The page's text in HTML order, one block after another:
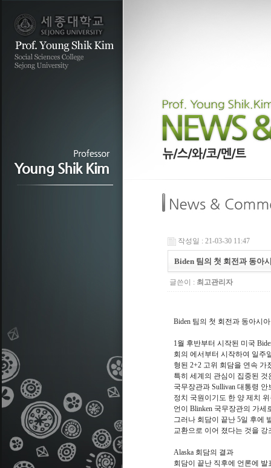
작성일 : 21-03-30 11:47
Biden 팀의 첫 회전과 동아
글쓴이 : 최고관리자
Biden 팀의 첫 회전과 동아시아
1월 후반부터 시작된 미국
회의 에서부터 시작하여 일주
형된 2+2 고위 회담을 연속 가
특히 세계의 관심이 집중된 것
국무장관과 Sullivan 대통령
정치 국원이기도 한 양 제치
언이 Blinken 국무장관의 가
그러나 회담이 끝난 5일 후에
교환으로 이어 졌다는 것을 강
Alaska 회담의 결과
회담이 끝난 직후에 언론에